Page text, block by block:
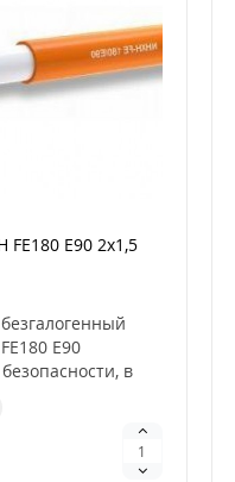
FE180 E90 2x1,5
E90
в